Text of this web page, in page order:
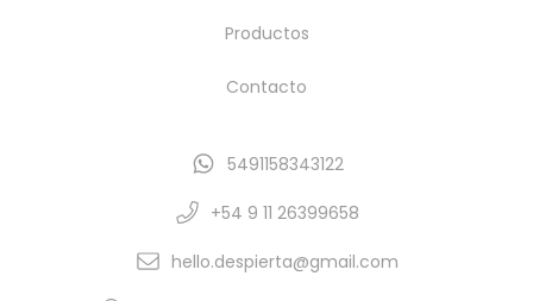
Productos
Contacto
5491158343122
+54 9 11 26399658
hello.despierta@gmail.com